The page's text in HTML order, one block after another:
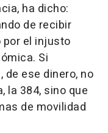
ha dicho:
de recibir
por el injusto
Si
ese dinero, no
la 384, sino que
de movilidad